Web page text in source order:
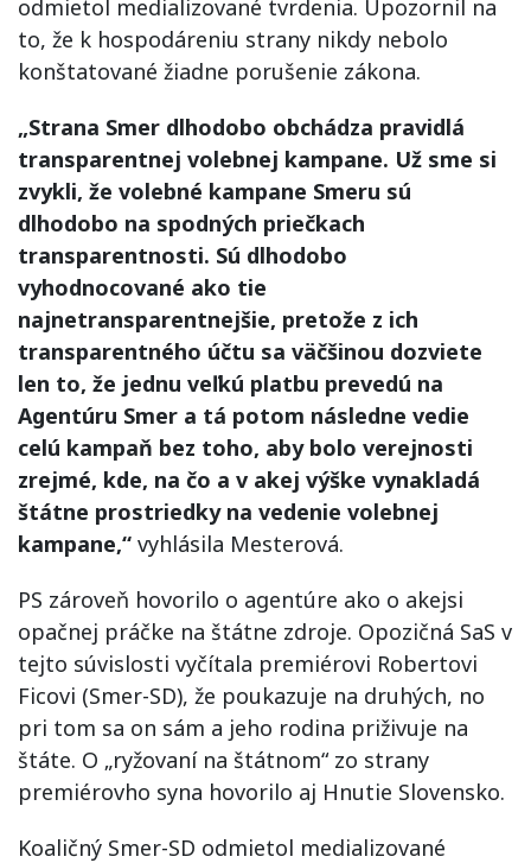
odmietol medializované tvrdenia. Upozornil na
to, že k hospodáreniu strany nikdy nebolo
konštatované žiadne porušenie zákona.
„Strana Smer dlhodobo obchádza pravidlá
transparentnej volebnej kampane. Už sme si
zvykli, že volebné kampane Smeru sú
dlhodobo na spodných priečkach
transparentnosti. Sú dlhodobo
vyhodnocované ako tie
najnetransparentnejšie, pretože z ich
transparentného účtu sa väčšinou dozviete
len to, že jednu veľkú platbu prevedú na
Agentúru Smer a tá potom následne vedie
celú kampaň bez toho, aby bolo verejnosti
zrejmé, kde, na čo a v akej výške vynakladá
štátne prostriedky na vedenie volebnej
kampane,“ vyhlásila Mesterová.
PS zároveň hovorilo o agentúre ako o akejsi
opačnej práčke na štátne zdroje. Opozičná SaS v
tejto súvislosti vyčítala premiérovi Robertovi
Ficovi (Smer-SD), že poukazuje na druhých, no
pri tom sa on sám a jeho rodina priživuje na
štáte. O „ryžovaní na štátnom“ zo strany
premiérovho syna hovorilo aj Hnutie Slovensko.
Koaličný Smer-SD odmietol medializované